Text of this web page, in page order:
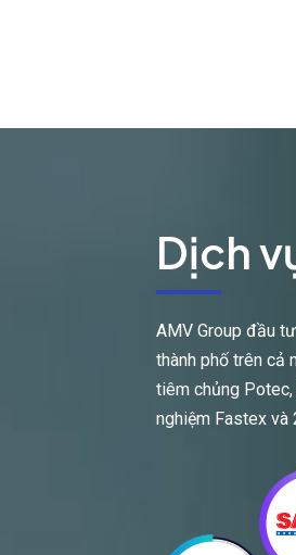
Dịch
AMV Group đầu
thành phố trên cả
tiêm chủng
nghiệm Fastex và